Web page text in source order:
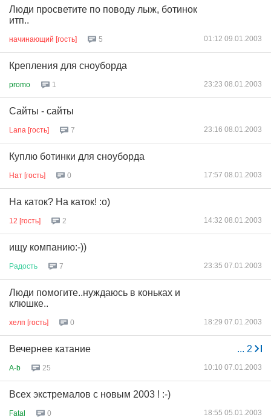
Люди просветите по поводу лыж, ботинок
итп..
начинающий [гость] 5 01:12 09.01.2003
Крепления для сноуборда
promo 1 23:23 08.01.2003
Сайты - сайты
Lana [гость] 7 23:16 08.01.2003
Куплю ботинки для сноуборда
Нат [гость] 0 17:57 08.01.2003
На каток? На каток! :о)
12 [гость] 2 14:32 08.01.2003
ищу компанию:-))
Радость 7 23:35 07.01.2003
Люди помогите..нуждаюсь в коньках и
клюшке..
хелп [гость] 0 18:29 07.01.2003
... 2
Вечернее катание
A-b 25 10:10 07.01.2003
Всех экстремалов с новым 2003 ! :-)
Fatal 0 18:55 05.01.2003